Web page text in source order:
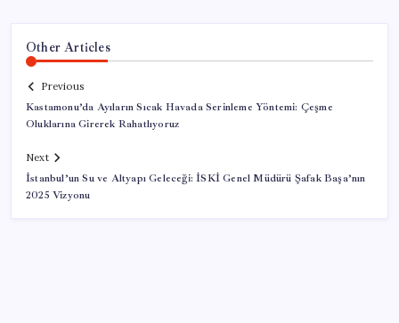
Other Articles
Previous
Kastamonu’da Ayıların Sıcak Havada Serinleme Yöntemi: Çeşme
Oluklarına Girerek Rahatlıyoruz
Next
İstanbul’un Su ve Altyapı Geleceği: İSKİ Genel Müdürü Şafak Başa’nın
2025 Vizyonu